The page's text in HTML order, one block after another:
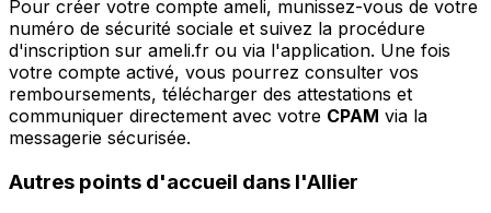
Pour créer votre compte ameli, munissez-vous de votre
numéro de sécurité sociale et suivez la procédure
d'inscription sur ameli.fr ou via l'application. Une fois
votre compte activé, vous pourrez consulter vos
remboursements, télécharger des attestations et
communiquer directement avec votre CPAM via la
messagerie sécurisée.
Autres points d'accueil dans l'Allier